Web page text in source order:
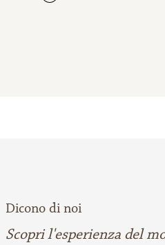
Dicono di noi
Scopri l'esperienza del